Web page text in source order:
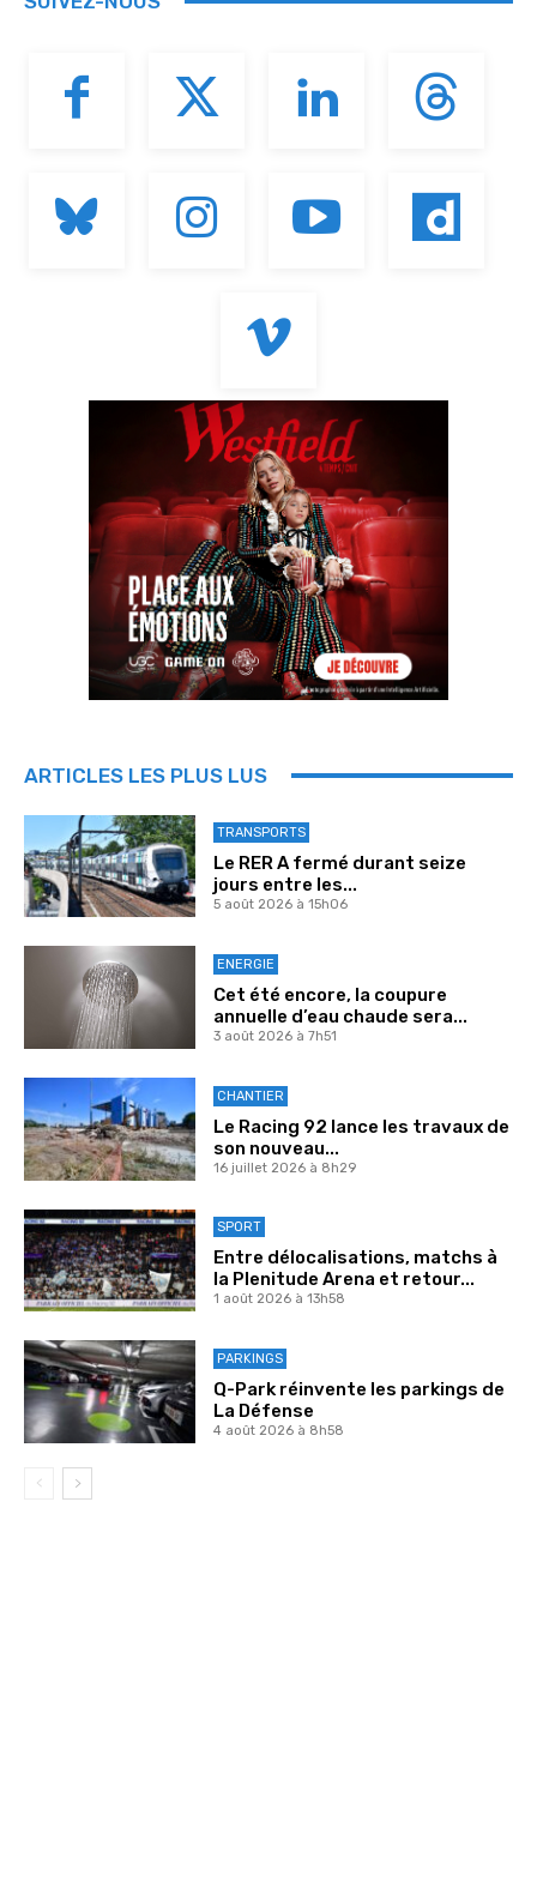
ARTICLES LES PLUS LUS
TRANSPORTS
Le RER A fermé durant seize
jours entre les...
5 août 2026 à 15h06
ENERGIE
Cet été encore, la coupure
annuelle d’eau chaude sera...
3 août 2026 à 7h51
CHANTIER
Le Racing 92 lance les travaux de
son nouveau...
16 juillet 2026 à 8h29
SPORT
Entre délocalisations, matchs à
la Plenitude Arena et retour...
1 août 2026 à 13h58
PARKINGS
Q-Park réinvente les parkings de
La Défense
4 août 2026 à 8h58